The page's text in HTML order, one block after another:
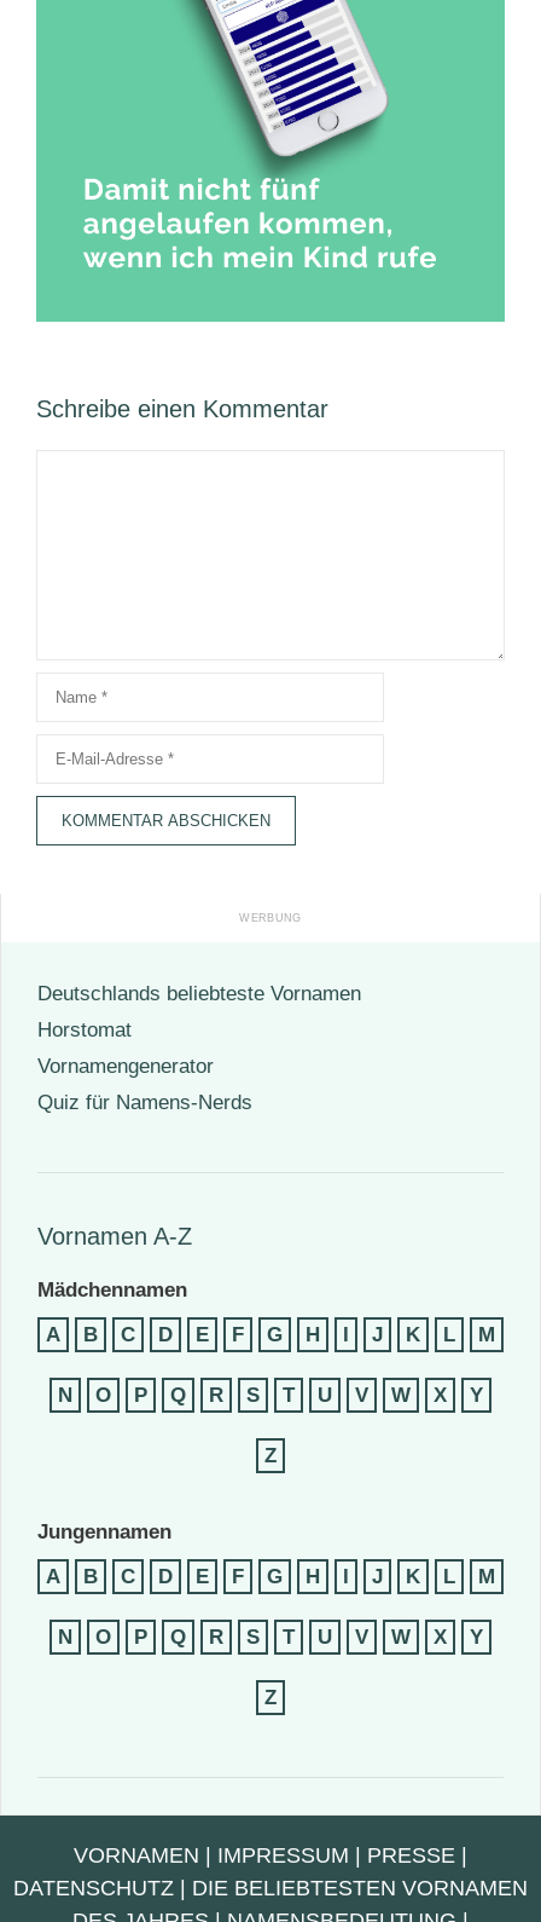
Schreibe einen Kommentar
Name
Deutschlands beliebteste Vornamen
Horstomat
Vornamengenerator
Quiz für Namens-Nerds
Vornamen A-Z
Mädchennamen
A
B C D E F G H I J K L M
N O P Q R S T U V W X Y
Z
Jungennamen
A
B C D E F G H I J K L M
N O P Q R S T U V W X Y
Z
VORNAMEN | IMPRESSUM | PRESSE |
DATENSCHUTZ | DIE BELIEBTESTEN VORNAMEN